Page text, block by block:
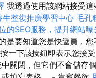
我透過使用該網站接受
生整復推廣學習中心 毛孔
的SEO服務，提升網站曝
是要知道您是快遞員，
一下該按鈕即表示您接
關閉，但它們不會儲存